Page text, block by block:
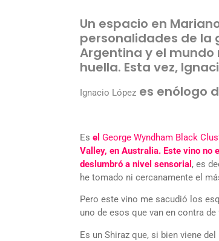
Un espacio en
personalidades de la
Argentina y el mundo
huella. Esta vez,
Ignacio López es enólogo
Es el George Wyndham Black
Valley, en Australia. Este vino no
deslumbró a nivel sensorial , es
he tomado ni cercanamente el
Pero este vino me sacudió los
uno de esos que van en contra
Es un Shiraz que, si bien viene